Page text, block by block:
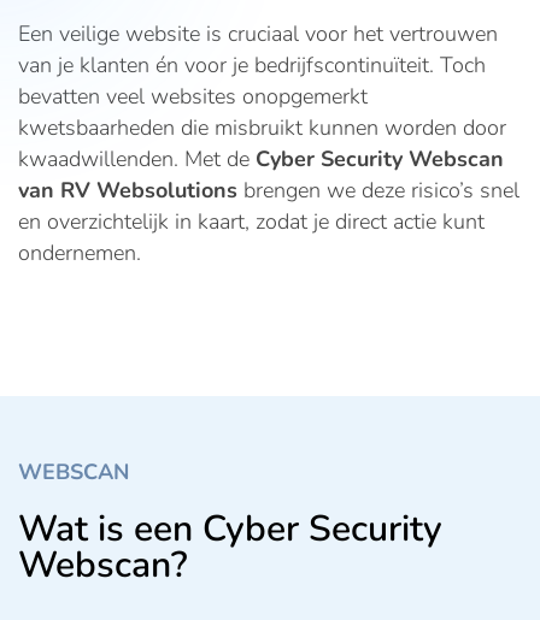
Een veilige website is cruciaal voor het vertrouwen
van je klanten én voor je bedrijfscontinuïteit. Toch
bevatten veel websites onopgemerkt
kwetsbaarheden die misbruikt kunnen worden door
kwaadwillenden. Met de Cyber Security Webscan
van RV Websolutions brengen we deze risico’s snel
en overzichtelijk in kaart, zodat je direct actie kunt
ondernemen.
WEBSCAN
Wat is een Cyber Security
Webscan?